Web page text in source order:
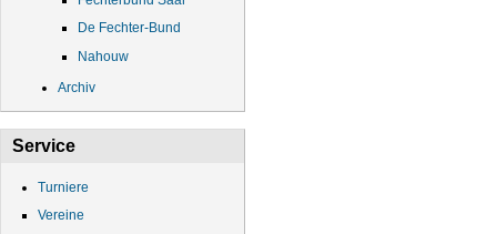
De Fechter-Bund
Nahouw
Archiv
Service
Turniere
Vereine